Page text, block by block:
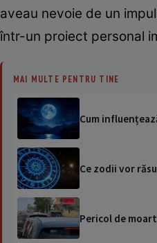
aveau nevoie de un
într-un proiect personal
MAI MULTE PENTRU TINE
Cum
Ce zodii vor
Pericol de